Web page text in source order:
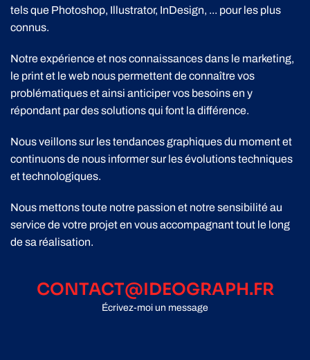
tels que Photoshop, Illustrator, InDesign, ... pour les plus
connus.
Notre expérience et nos connaissances dans le marketing,
le print et le web nous permettent de connaître vos
problématiques et ainsi anticiper vos besoins en y
répondant par des solutions qui font la différence.
Nous veillons sur les tendances graphiques du moment et
continuons de nous informer sur les évolutions techniques
et technologiques.
Nous mettons toute notre passion et notre sensibilité au
service de votre projet en vous accompagnant tout le long
de sa réalisation.
CONTACT@IDEOGRAPH.FR
Écrivez-moi un message